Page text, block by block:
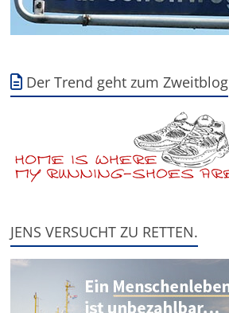
Der Trend geht zum Zweitblog
JENS VERSUCHT ZU RETTEN.